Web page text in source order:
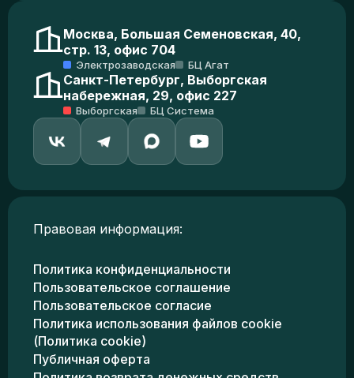
Москва, Большая Семеновская, 40,
стр. 13, офис 704
Электрозаводская БЦ Агат
Санкт-Петербург, Выборгская
набережная, 29, офис 227
Выборгская БЦ Система
Правовая информация:
Политика конфиденциальности
Пользовательское соглашение
Пользовательское согласие
Политика использования файлов cookie
(Политика cookie)
Публичная оферта